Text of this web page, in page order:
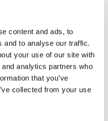
content and ads, to
and to analyse our traffic.
your use of our site with
analytics partners who
that you’ve
collected from your use
europei è però
sia accompagnata da misure
industriale. Servono
e tecnologica, in grado di
il processo di
sarà davvero efficace
produzione, occupazione e